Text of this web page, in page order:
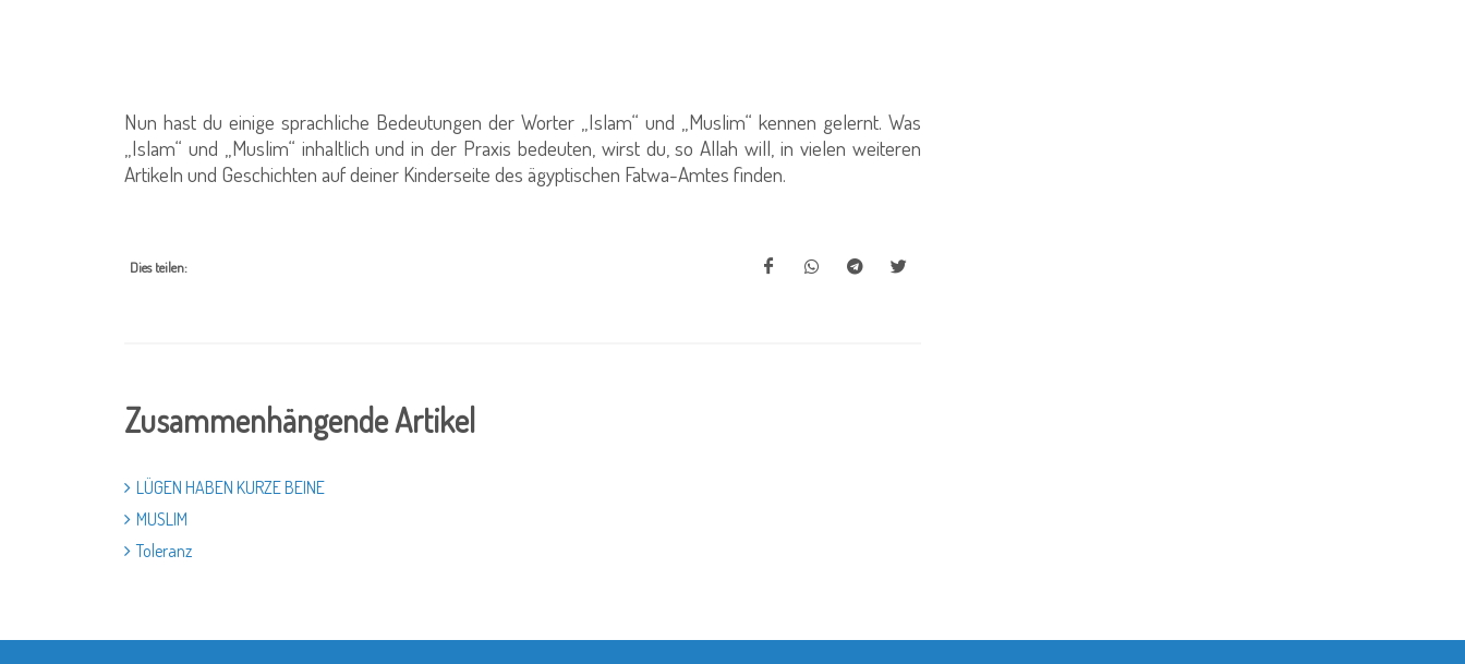
Nun hast du einige sprachliche Bedeutungen der Worter „Islam“ und „Muslim“ kennen gelernt. Was
„Islam“ und „Muslim“ inhaltlich und in der Praxis bedeuten, wirst du, so Allah will, in vielen weiteren
Artikeln und Geschichten auf deiner Kinderseite des ägyptischen Fatwa-Amtes finden.
Dies teilen:
Zusammenhängende Artikel
LÜGEN HABEN KURZE BEINE
MUSLIM
Toleranz